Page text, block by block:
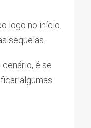
logo no início.
sequelas.
é se
algumas